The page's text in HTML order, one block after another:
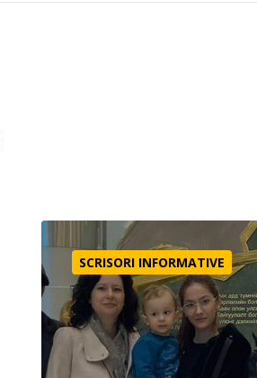
Mai înainte ca să-I cereți
SCRISORI INFORMATIVE